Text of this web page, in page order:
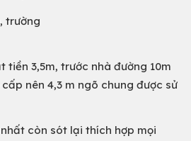
trường
tiền 3,5m, trước nhà đường 10m
nên 4,3 m ngõ chung được sử
còn sót lại thích hợp mọi